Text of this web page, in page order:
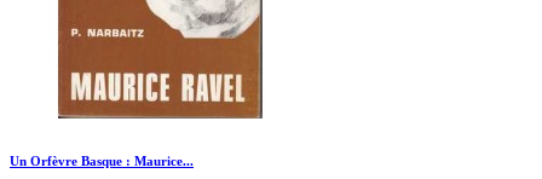
Un Orfèvre Basque : Maurice...